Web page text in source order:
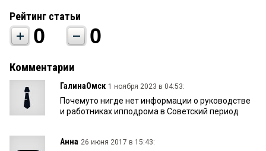
Рейтинг статьи
0 0
Комментарии
ГалинаОмск 1 ноября 2023 в 04:53:
Почемуто нигде нет информации о руководстве
и работниках ипподрома в Советский период
Анна 26 июня 2017 в 15:43: